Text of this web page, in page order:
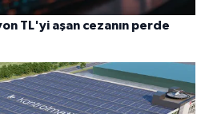
TL'yi aşan cezanın perde